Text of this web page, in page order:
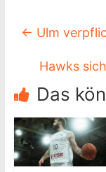
← Ulm
Hawks
Das